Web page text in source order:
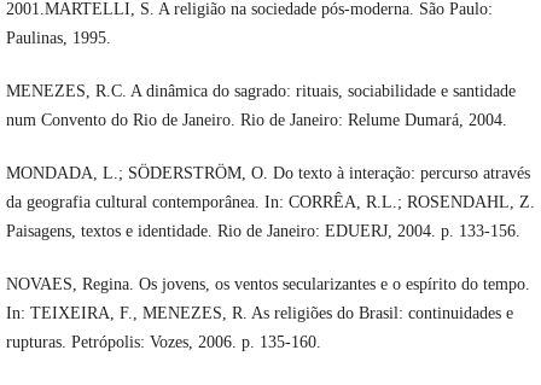
2001.MARTELLI, S. A religião na sociedade pós-moderna. São Paulo:
Paulinas, 1995.
MENEZES, R.C. A dinâmica do sagrado: rituais, sociabilidade e santidade
num Convento do Rio de Janeiro. Rio de Janeiro: Relume Dumará, 2004.
MONDADA, L.; SÖDERSTRÖM, O. Do texto à interação: percurso através
da geografia cultural contemporânea. In: CORRÊA, R.L.; ROSENDAHL, Z.
Paisagens, textos e identidade. Rio de Janeiro: EDUERJ, 2004. p. 133-156.
NOVAES, Regina. Os jovens, os ventos secularizantes e o espírito do tempo.
In: TEIXEIRA, F., MENEZES, R. As religiões do Brasil: continuidades e
rupturas. Petrópolis: Vozes, 2006. p. 135-160.